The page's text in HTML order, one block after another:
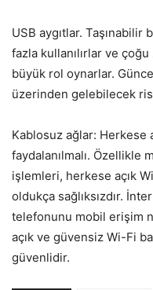
USB aygıtlar. Taşınabilir
fazla kullanılırlar ve çoğu
büyük rol oynarlar.
üzerinden gelebilecek
Kablosuz ağlar: Herkese
faydalanılmalı. Özellikle
işlemleri, herkese açık
oldukça sağlıksızdır.
telefonunu mobil erişim
açık ve güvensiz Wi-Fi
güvenlidir.